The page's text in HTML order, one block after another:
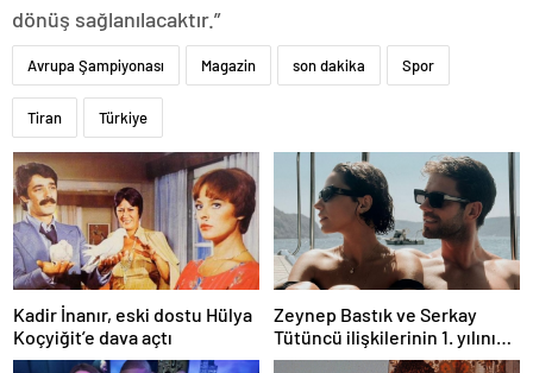
dönüş sağlanılacaktır.”
Avrupa Şampiyonası Magazin son dakika Spor
Tiran Türkiye
Kadir İnanır, eski dostu Hülya
Koçyiğit’e dava açtı
Zeynep Bastık ve Serkay
Tütüncü ilişkilerinin 1. yılını
kutladı